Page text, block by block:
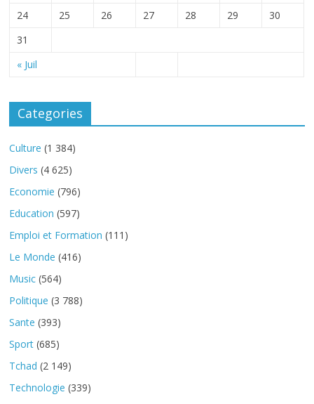
« Juil
24
25 26 27 28 29
30
31
Categories
Culture (1 384)
Divers (4 625)
Economie (796)
Education (597)
Emploi et Formation (111)
Le Monde (416)
Music (564)
Politique (3 788)
Sante (393)
Sport (685)
Tchad (2 149)
Technologie (339)